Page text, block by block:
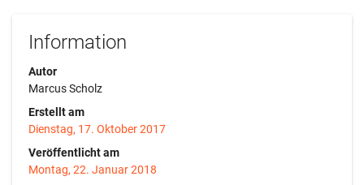
Information
Autor
Marcus Scholz
Erstellt am
Dienstag, 17. Oktober 2017
Veröffentlicht am
Montag, 22. Januar 2018